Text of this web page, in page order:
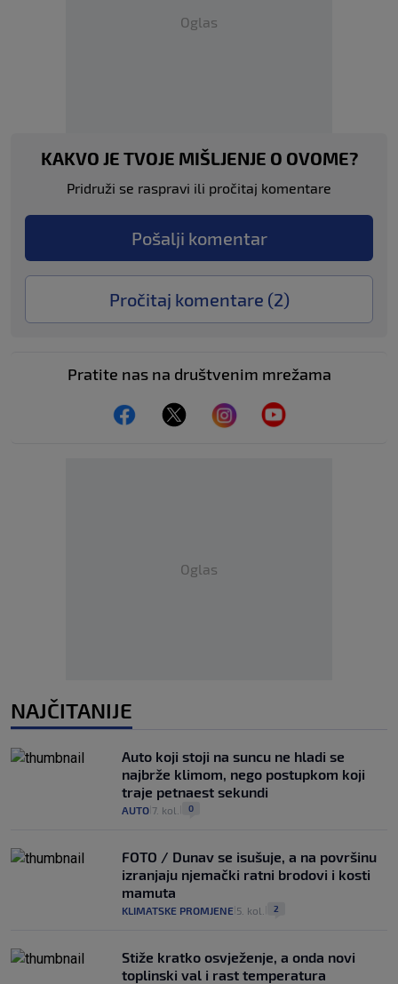
Oglas
KAKVO JE TVOJE MIŠLJENJE O OVOME?
Pridruži se raspravi ili pročitaj komentare
Pošalji komentar
Pročitaj komentare (2)
Pratite nas na društvenim mrežama
Oglas
NAJČITANIJE
Auto koji stoji na suncu ne hladi se
najbrže klimom, nego postupkom koji
traje petnaest sekundi
AUTO 7. kol. 0
FOTO / Dunav se isušuje, a na površinu
izranjaju njemački ratni brodovi i kosti
mamuta
KLIMATSKE PROMJENE 5. kol. 2
Stiže kratko osvježenje, a onda novi
toplinski val i rast temperatura